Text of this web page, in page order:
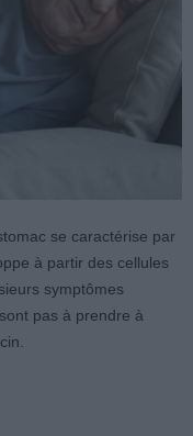
se caractérise par
à partir des cellules
symptômes
pas à prendre à